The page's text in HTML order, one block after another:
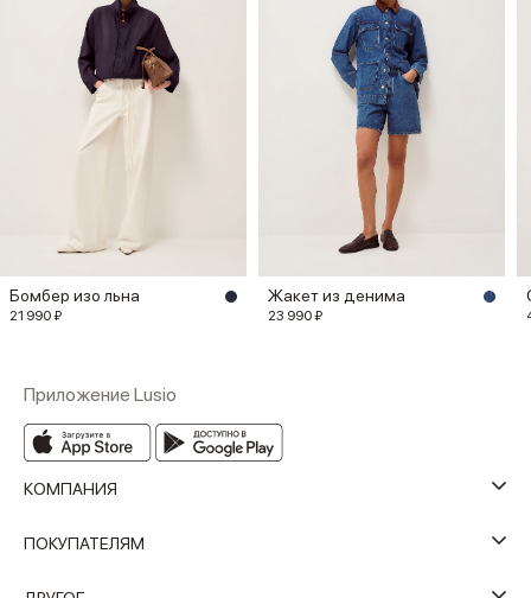
Бомбер изо льна
21 990 ₽
Жакет из денима
23 990 ₽
Приложение Lusio
КОМПАНИЯ
ПОКУПАТЕЛЯМ